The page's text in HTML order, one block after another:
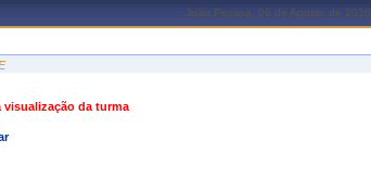
João Pessoa, 06 de Agosto de 2026
da turma